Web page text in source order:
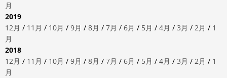
月
2019
12月 / 11月 / 10月 / 9月 / 8月 / 7月 / 6月 / 5月 / 4月 / 3月 / 2月 / 1
月
2018
12月 / 11月 / 10月 / 9月 / 8月 / 7月 / 6月 / 5月 / 4月 / 3月 / 2月 / 1
月